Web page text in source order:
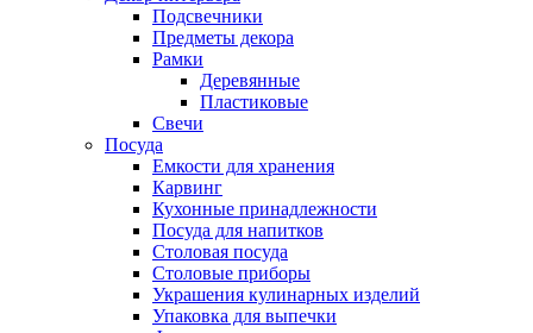
Подсвечники
Предметы декора
Рамки
Деревянные
Пластиковые
Свечи
Посуда
Емкости для хранения
Карвинг
Кухонные принадлежности
Посуда для напитков
Столовая посуда
Столовые приборы
Украшения кулинарных изделий
Упаковка для выпечки